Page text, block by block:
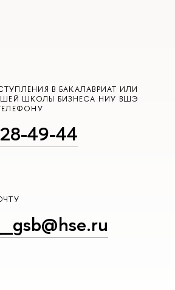
В БАКАЛАВРИАТ ИЛИ
ШКОЛЫ БИЗНЕСА НИУ ВШЭ
49-44